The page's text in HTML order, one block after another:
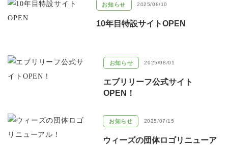
お知らせ 2025/08/10
10年目特設サイトOPEN
お知らせ 2025/08/01
エブリリーフ公式サイト
OPEN！
お知らせ 2025/07/15
ウィーズの団体ロゴリニューア